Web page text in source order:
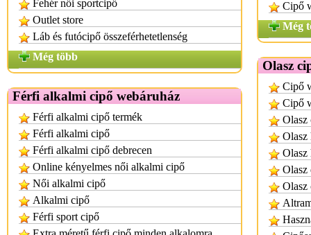
Fehér női sportcipő
Outlet store
Láb és futócipő összeférhetetlenség
Még több
Férfi alkalmi cipő webáruház
Férfi alkalmi cipő termék
Férfi alkalmi cipő
Férfi alkalmi cipő debrecen
Online kényelmes női alkalmi cipő
Női alkalmi cipő
Alkalmi cipő
Férfi sport cipő
Cipő
Még
Olasz
Cipő
Cipő
Olasz
Olasz
Olasz
Olasz
Olasz